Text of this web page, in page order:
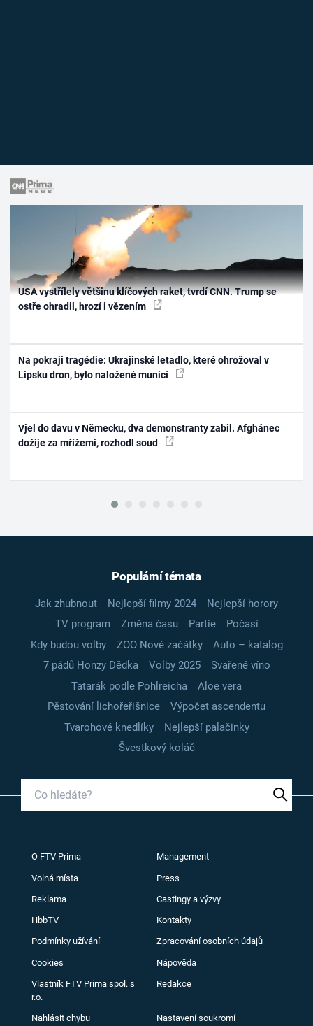
USA vystřílely většinu klíčových raket, tvrdí CNN. Trump se
ostře ohradil, hrozí i vězením
Na pokraji tragédie: Ukrajinské letadlo, které ohrožoval v
Lipsku dron, bylo naložené municí
Vjel do davu v Německu, dva demonstranty zabil. Afghánec
dožije za mřížemi, rozhodl soud
Populární témata
Jak zhubnout Nejlepší filmy 2024
Nejlepší horory
TV program
Změna času Partie
Počasí
Kdy budou volby
ZOO Nové začátky
Auto – katalog
7 pádů Honzy Dědka
Volby 2025
Svařené víno
Tatarák podle Pohlreicha
Aloe vera
Pěstování lichořeřišnice
Výpočet ascendentu
Tvarohové knedlíky
Nejlepší palačinky
Švestkový koláč
O FTV Prima Management
Volná místa Press
Reklama Castingy a výzvy
HbbTV Kontakty
Podmínky užívání Zpracování osobních údajů
Cookies Nápověda
Vlastník FTV Prima spol. s
r.o.
Redakce
Nahlásit chybu Nastavení soukromí